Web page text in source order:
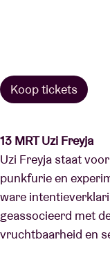
Koop tickets
13 MRT Uzi Freyja
Uzi Freyja staat
punkfurie en
ware
geassocieerd met
vruchtbaarheid en